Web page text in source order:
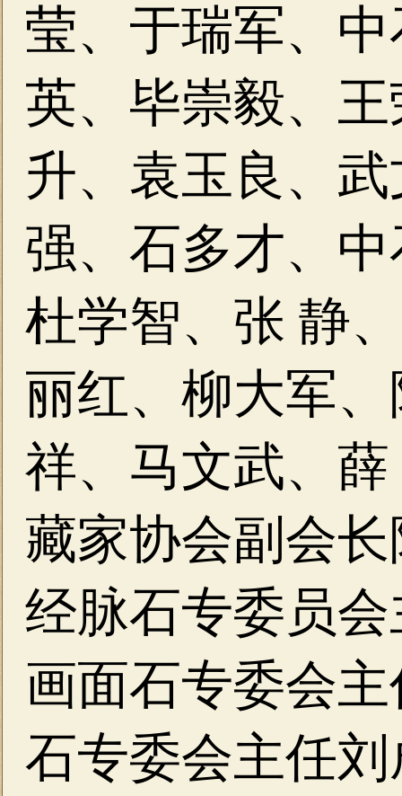
莹、于瑞军、
英、毕崇毅、
升、袁玉良、
强、石多才、
杜学智、张 静
丽红、柳大军
祥、马文武、
藏家协会副会
经脉石专委员
画面石专委会
石专委会主任